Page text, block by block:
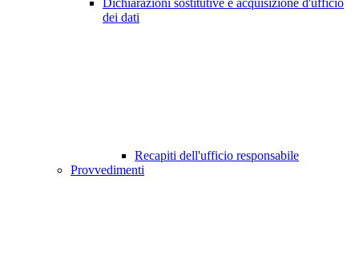
Dichiarazioni sostitutive e acquisizione d'ufficio
dei dati
Recapiti dell'ufficio responsabile
Provvedimenti